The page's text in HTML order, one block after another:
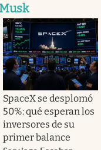
SpaceX se desplomó
50%: qué esperan los
inversores de su
primer balance